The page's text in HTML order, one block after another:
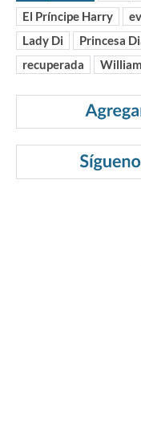
El Príncipe Harry
Lady Di
Princesa
recuperada